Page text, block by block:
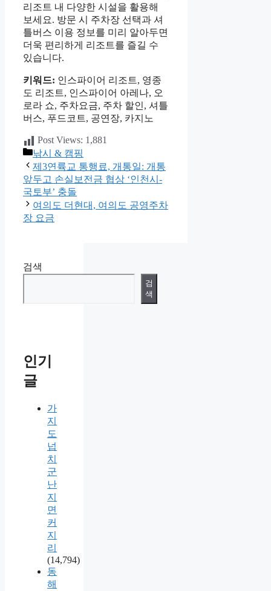
리조트 내 다양한 시설을 활용해
보세요. 방문 시 주차장 선택과 셔
틀버스 이용 정보를 미리 알아두면
더욱 편리하게 리조트를 즐길 수
있습니다.
키워드: 인스파이어 리조트, 영종
도 리조트, 인스파이어 아레나, 오
로라 쇼, 주차요금, 주차 할인, 셔틀
버스, 푸드코트, 공연장, 카지노
Post Views: 1,881
카
테
고
리
낚시 & 캠핑
제3연륙교 통행료, 개통일: 개통
앞두고 손실보전금 협상 ‘인천시-
국토부’ 충돌
여의도 더현대, 여의도 공영주차
장 요금
검색
검
색
인기
글
가
지
도
넙
치
군
난
지
면
커
지
리
(14,794)
동
해